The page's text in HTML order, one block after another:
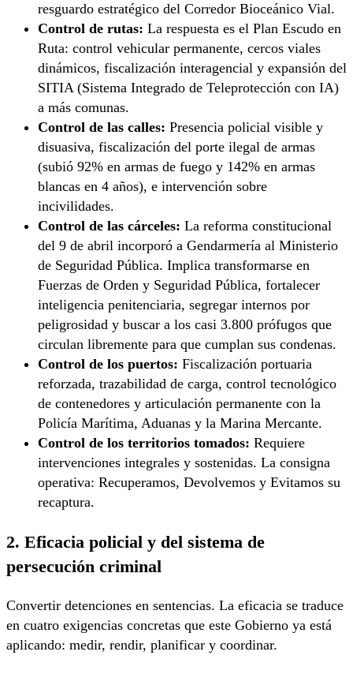
resguardo estratégico del Corredor Bioceánico Vial.
Control de rutas: La respuesta es el Plan Escudo en
Ruta: control vehicular permanente, cercos viales
dinámicos, fiscalización interagencial y expansión del
SITIA (Sistema Integrado de Teleprotección con IA)
a más comunas.
Control de las calles: Presencia policial visible y
disuasiva, fiscalización del porte ilegal de armas
(subió 92% en armas de fuego y 142% en armas
blancas en 4 años), e intervención sobre
incivilidades.
Control de las cárceles: La reforma constitucional
del 9 de abril incorporó a Gendarmería al Ministerio
de Seguridad Pública. Implica transformarse en
Fuerzas de Orden y Seguridad Pública, fortalecer
inteligencia penitenciaria, segregar internos por
peligrosidad y buscar a los casi 3.800 prófugos que
circulan libremente para que cumplan sus condenas.
Control de los puertos: Fiscalización portuaria
reforzada, trazabilidad de carga, control tecnológico
de contenedores y articulación permanente con la
Policía Marítima, Aduanas y la Marina Mercante.
Control de los territorios tomados: Requiere
intervenciones integrales y sostenidas. La consigna
operativa: Recuperamos, Devolvemos y Evitamos su
recaptura.
2. Eficacia policial y del sistema de
persecución criminal
Convertir detenciones en sentencias. La eficacia se traduce
en cuatro exigencias concretas que este Gobierno ya está
aplicando: medir, rendir, planificar y coordinar.